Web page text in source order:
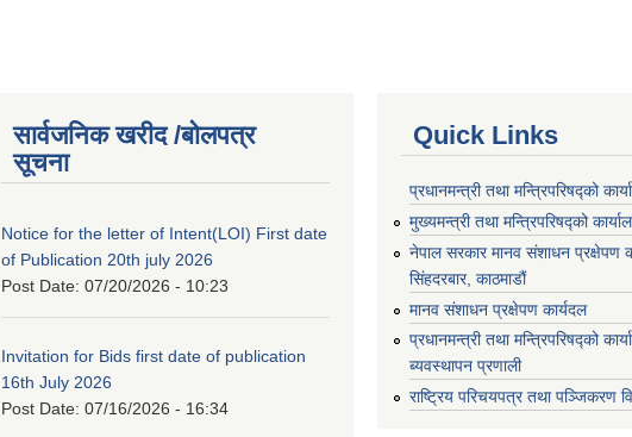
सार्वजनिक खरीद /बोलपत्र
सूचना
Notice for the letter of Intent(LOI) First date
of Publication 20th july 2026
Post Date: 07/20/2026 - 10:23
Invitation for Bids first date of publication
16th July 2026
Post Date: 07/16/2026 - 16:34
Quick Links
प्रधानमन्त्री तथा मन्त्रिपरिषद्को
मुख्यमन्त्री तथा मन्त्रिपरिषद्को
नेपाल सरकार मानव संशाधन प्रक्षेपण
सिंहदरबार, काठमाडौं
मानव संशाधन प्रक्षेपण कार्यदल
प्रधानमन्त्री तथा मन्त्रिपरिषद्को
ब्यवस्थापन प्रणाली
राष्ट्रिय परिचयपत्र तथा पञ्जिकरण